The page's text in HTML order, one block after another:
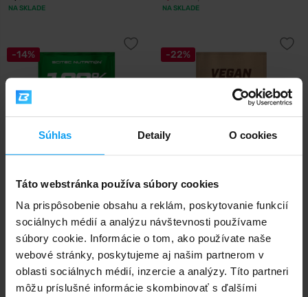
Súhlas Detaily O cookies
Táto webstránka používa súbory cookies
Na prispôsobenie obsahu a reklám, poskytovanie funkcií
sociálnych médií a analýzu návštevnosti používame
súbory cookie. Informácie o tom, ako používate naše
webové stránky, poskytujeme aj našim partnerom v
oblasti sociálnych médií, inzercie a analýzy. Títo partneri
môžu príslušné informácie skombinovať s ďalšími
NA SKLADE NA SKLADE
-14%
Scitec Nutrition
100% Whey Isolate 25 g
2,50€ 2,90€
NA SKLADE
-22%
BioTech USA
Vegan Protein 25 g
1,79€ 2,30
NA SKLADE
-23%